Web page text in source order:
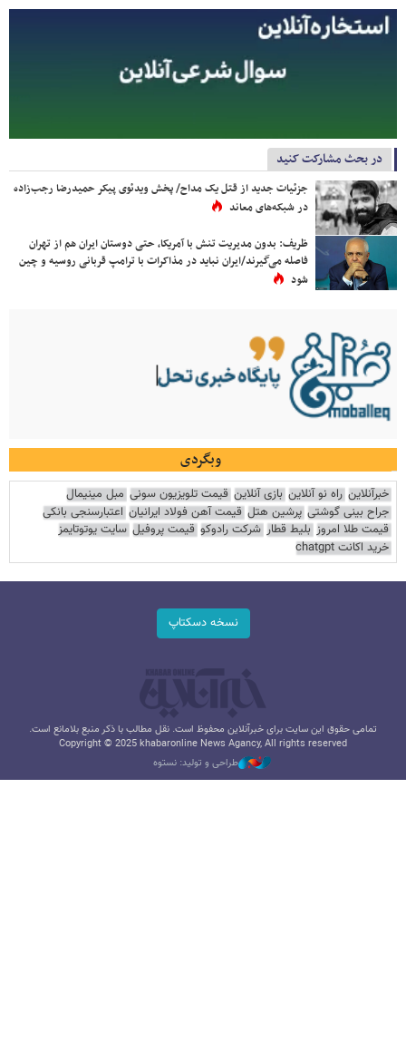
در بحث مشارکت کنید
جزئیات جدید از قتل یک مداح/ پخش ویدئوی پیکر حمیدرضا رجب‌زاده
در شبکه‌های معاند
ظریف: بدون مدیریت تنش با آمریکا، حتی دوستان ایران هم از تهران
فاصله می‌گیرند/ایران نباید در مذاکرات با ترامپ قربانی روسیه و چین
شود
وبگردی
خبرآنلاین راه نو آنلاین بازی آنلاین قیمت تلویزیون سونی مبل مینیمال
جراح بینی گوشتی پرشین هتل قیمت آهن فولاد ایرانیان اعتبارسنجی بانکی
قیمت طلا امروز بلیط قطار شرکت رادوکو قیمت پروفیل سایت یوتوتایمز
خرید اکانت chatgpt
نسخه دسکتاپ
تمامی حقوق این سایت برای خبرآنلاین محفوظ است. نقل مطالب با ذکر منبع بلامانع است.
Copyright © 2025 khabaronline News Agancy, All rights reserved
طراحی و تولید: نستوه